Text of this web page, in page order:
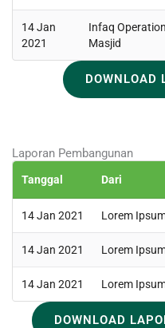
14 Jan
2021
Infaq
Masjid
DOWNLOAD
Laporan Pembangunan
Tanggal Dari
14 Jan 2021 Lorem
14 Jan 2021 Lorem
14 Jan 2021 Lorem
DOWNLOAD